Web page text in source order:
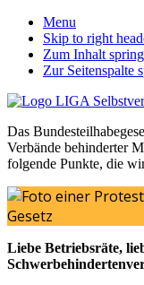
Menu
Skip to right
Zum Inhalt
Zur Seitenspalte
Das
Verbände behinderter
folgende Punkte, die
Liebe Betriebsräte,